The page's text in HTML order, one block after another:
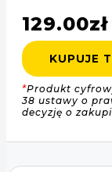
129.00zł
KUPUJE
*Produkt
38 ustawy o
decyzję o